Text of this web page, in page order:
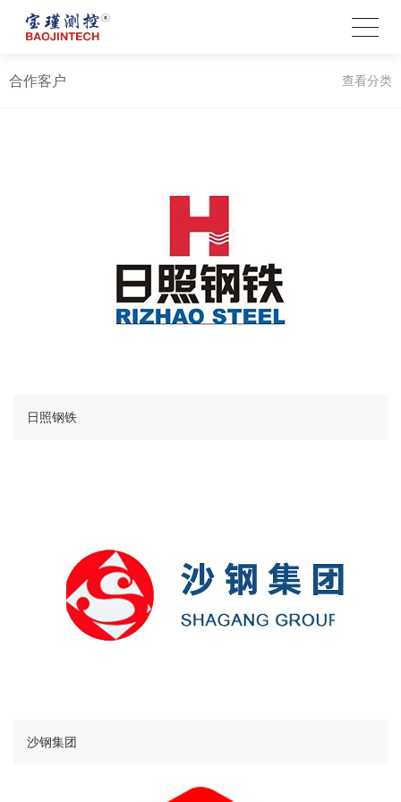
合作客户 查看分类
日照钢铁
沙钢集团